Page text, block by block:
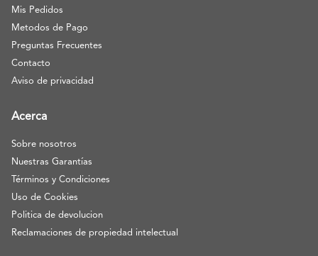
Mis Pedidos
Metodos de Pago
Preguntas Frecuentes
Contacto
Aviso de privacidad
Acerca
Sobre nosotros
Nuestras Garantías
Términos y Condiciones
Uso de Cookies
Politica de devolucion
Reclamaciones de propiedad intelectual